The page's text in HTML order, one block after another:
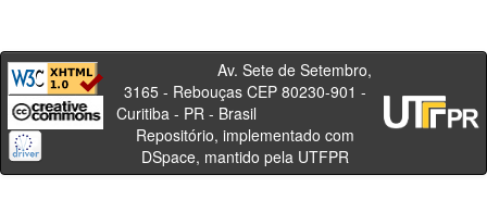
Av. Sete de Setembro,
3165 - Rebouças CEP 80230-901 -
Curitiba - PR - Brasil
Repositório, implementado com
DSpace, mantido pela UTFPR